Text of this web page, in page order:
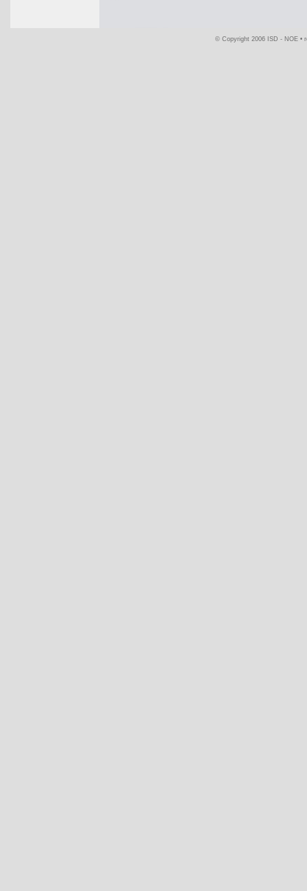
© Copyright 2006 ISD - NOE •